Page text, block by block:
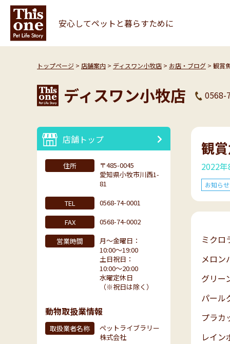
安心してペットと暮らすために
トップページ 店舗案内 ディスワン小牧店 お店・ブログ 観賞
ディスワン小牧店 0568-
店舗トップ
住所
〒485-0045
愛知県小牧市川西1-
81
TEL
0568-74-0001
FAX
0568-74-0002
営業時間
月〜金曜日：
10:00〜19:00
土日祝日：
10:00〜20:00
水曜定休日
（※祝日は除く）
動物取扱業情報
取扱業者名称
ペットライブラリー
株式会社
観
2022
お知らせ
ミクロ
メロン
グリー
パール
プラ
レイ